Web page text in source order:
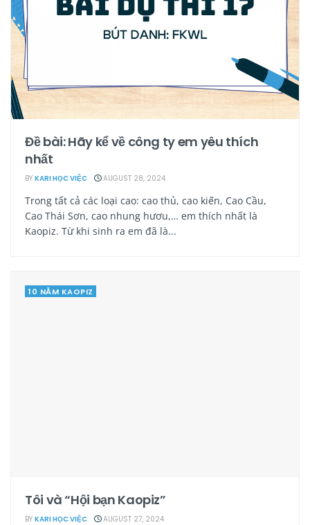
Đề bài: Hãy kể về công ty em yêu thích
nhất
BY KARI HỌC VIỆC AUGUST 28, 2024
Trong tất cả các loại cao: cao thủ, cao kiến, Cao Cầu,
Cao Thái Sơn, cao nhung hươu,… em thích nhất là
Kaopiz. Từ khi sinh ra em đã là...
10 NĂM KAOPIZ
Tôi và “Hội bạn Kaopiz”
BY KARI HỌC VIỆC AUGUST 27, 2024